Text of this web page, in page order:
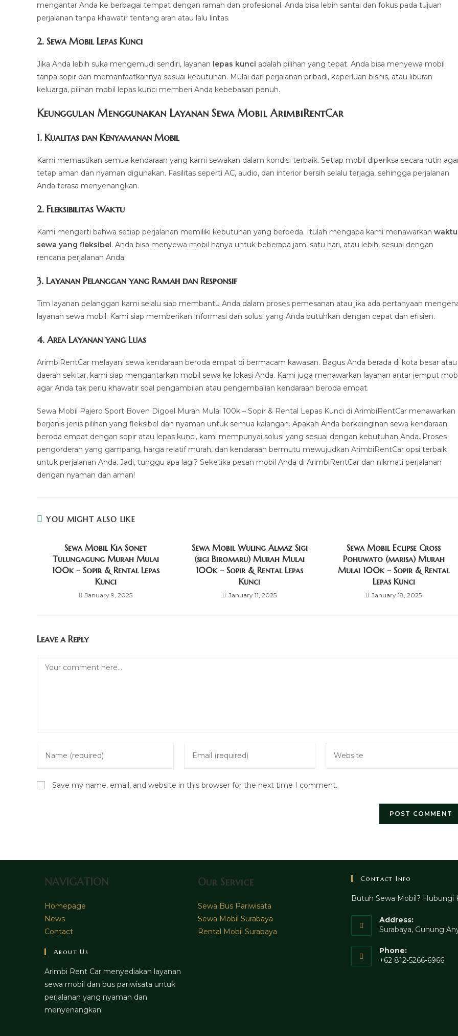
mengantar Anda ke berbagai tempat dengan ramah dan profesional. Anda bisa lebih santai dan fokus pada tujuan
perjalanan tanpa khawatir tentang arah atau lalu lintas.
2. Sewa Mobil Lepas Kunci
Jika Anda lebih suka mengemudi sendiri, layanan lepas kunci adalah pilihan yang tepat. Anda bisa menyewa mobil
tanpa sopir dan memanfaatkannya sesuai kebutuhan. Mulai dari perjalanan pribadi, keperluan bisnis, atau liburan
keluarga, pilihan mobil lepas kunci memberi Anda kebebasan penuh.
Keunggulan Menggunakan Layanan Sewa Mobil ArimbiRentCar
1. Kualitas dan Kenyamanan Mobil
Kami memastikan semua kendaraan yang kami sewakan dalam kondisi terbaik. Setiap mobil diperiksa secara rutin
tetap aman dan nyaman digunakan. Fasilitas seperti AC, audio, dan interior bersih selalu terjaga, sehingga perjalanan
Anda terasa menyenangkan.
2. Fleksibilitas Waktu
Kami mengerti bahwa setiap perjalanan memiliki kebutuhan yang berbeda. Itulah mengapa kami menawarkan waktu
sewa yang fleksibel. Anda bisa menyewa mobil hanya untuk beberapa jam, satu hari, atau lebih, sesuai dengan
rencana perjalanan Anda.
3. Layanan Pelanggan yang Ramah dan Responsif
Tim layanan pelanggan kami selalu siap membantu Anda dalam proses pemesanan atau jika ada pertanyaan
layanan sewa mobil. Kami siap memberikan informasi dan solusi yang Anda butuhkan dengan cepat dan efisien.
4. Area Layanan yang Luas
ArimbiRentCar melayani sewa kendaraan beroda empat di bermacam kawasan. Bagus Anda berada di kota besar atau
daerah sekitar, kami siap mengantarkan mobil sewa ke lokasi Anda. Kami juga menawarkan layanan antar jemput
agar Anda tak perlu khawatir soal pengambilan atau pengembalian kendaraan beroda empat.
Sewa Mobil Pajero Sport Boven Digoel Murah Mulai 100k – Sopir & Rental Lepas Kunci di ArimbiRentCar menawarkan
berjenis-jenis pilihan yang fleksibel dan nyaman untuk semua kalangan. Apakah Anda berkeinginan sewa kendaraan
beroda empat dengan sopir atau lepas kunci, kami mempunyai solusi yang sesuai dengan kebutuhan Anda. Proses
pengorderan yang gampang, harga relatif murah, dan kendaraan bermutu mewujudkan ArimbiRentCar opsi terbaik
untuk perjalanan Anda. Jadi, tunggu apa lagi? Seketika pesan mobil Anda di ArimbiRentCar dan nikmati perjalanan
dengan nyaman dan aman!
YOU MIGHT ALSO LIKE
Sewa Mobil Kia Sonet
Tulungagung Murah Mulai
100k – Sopir & Rental Lepas
Kunci
January 9, 2025
Sewa Mobil Wuling Almaz Sigi
(sigi Biromaru) Murah Mulai
100k – Sopir & Rental Lepas
Kunci
January 11, 2025
Sewa Mobil Eclipse Cross
Pohuwato (marisa) Murah
Mulai 100k – Sopir & Rental
Lepas Kunci
January 18, 2025
Leave a Reply
your
or
your
address
your
URL
Save my name, email, and website in this browser for the next time I comment.
NAVIGATION
Homepage
News
Contact
About Us
Arimbi Rent Car menyediakan layanan
sewa mobil dan bus pariwisata untuk
perjalanan yang nyaman dan
menyenangkan
Our Service
Sewa Bus Pariwisata
Sewa Mobil Surabaya
Rental Mobil Surabaya
Contact Info
Butuh Sewa Mobil? Hubungi
Address:
Surabaya, Gunung
Phone:
+62 812-5266-6966